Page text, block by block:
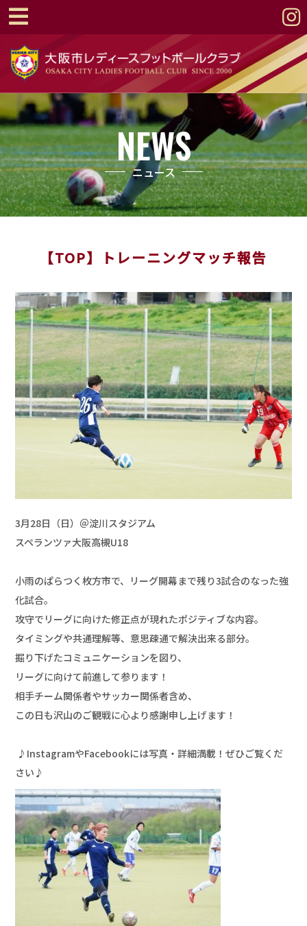
NEWS
ニュース
【TOP】トレーニングマッチ報告
3月28日（日）＠淀川スタジアム
スペランツァ大阪高槻U18
小雨のぱらつく枚方市で、リーグ開幕まで残り3試合のなった強
化試合。
攻守でリーグに向けた修正点が現れたポジティブな内容。
タイミングや共通理解等、意思疎通で解決出来る部分。
掘り下げたコミュニケーションを図り、
リーグに向けて前進して参ります！
相手チーム関係者やサッカー関係者含め、
この日も沢山のご観戦に心より感謝申し上げます！